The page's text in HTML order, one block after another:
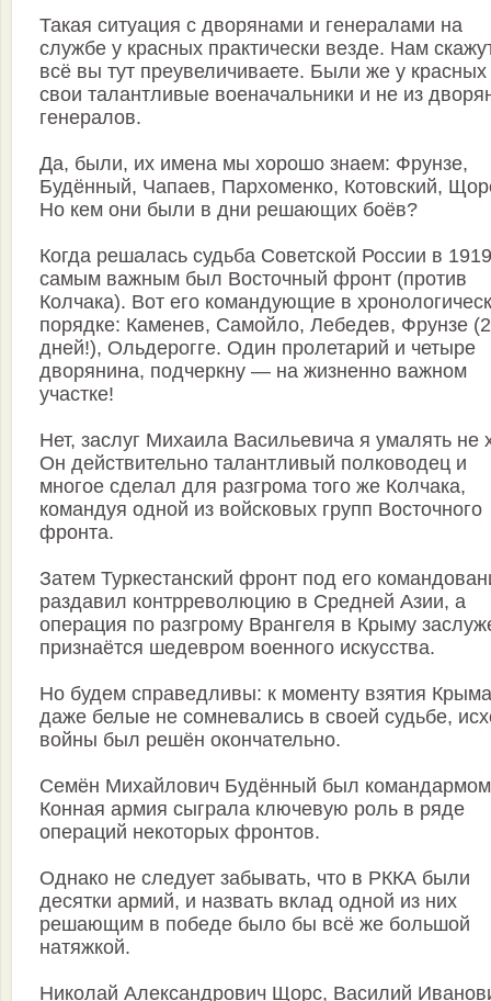
Такая ситуация с дворянами и генералами на
службе у красных практически везде. Нам
всё вы тут преувеличиваете. Были же у красных
свои талантливые военачальники и не из
генералов.
Да, были, их имена мы хорошо знаем: Фрунзе,
Будённый, Чапаев, Пархоменко, Котовский,
Но кем они были в дни решающих боёв?
Когда решалась судьба Советской России в
самым важным был Восточный фронт (против
Колчака). Вот его командующие в
порядке: Каменев, Самойло, Лебедев, Фрунзе
дней!), Ольдерогге. Один пролетарий и четыре
дворянина, подчеркну — на жизненно важном
участке!
Нет, заслуг Михаила Васильевича я умалять не
Он действительно талантливый полководец и
многое сделал для разгрома того же Колчака,
командуя одной из войсковых групп Восточного
фронта.
Затем Туркестанский фронт под его
раздавил контрреволюцию в Средней Азии, а
операция по разгрому Врангеля в Крыму
признаётся шедевром военного искусства.
Но будем справедливы: к моменту взятия Крыма
даже белые не сомневались в своей судьбе,
войны был решён окончательно.
Семён Михайлович Будённый был
Конная армия сыграла ключевую роль в ряде
операций некоторых фронтов.
Однако не следует забывать, что в РККА были
десятки армий, и назвать вклад одной из них
решающим в победе было бы всё же большой
натяжкой.
Николай Александрович Щорс, Василий